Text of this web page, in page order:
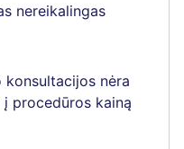
nereikalingas
nėra
procedūros kainą